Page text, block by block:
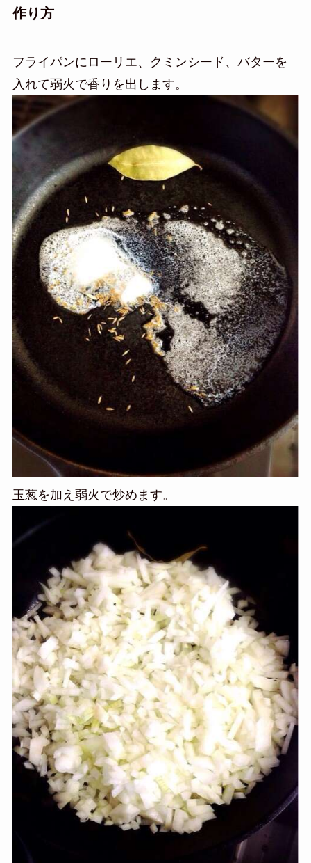
作り方
フライパンにローリエ、クミンシード、バターを
入れて弱火で香りを出します。
玉葱を加え弱火で炒めます。